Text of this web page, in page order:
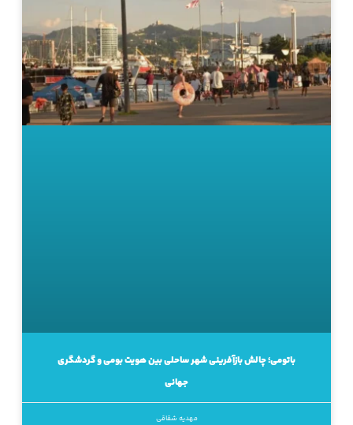
باتومی؛ چالش بازآفرینی شهر ساحلی بین هویت بومی و گردشگری
جهانی
مهدیه شقاقی